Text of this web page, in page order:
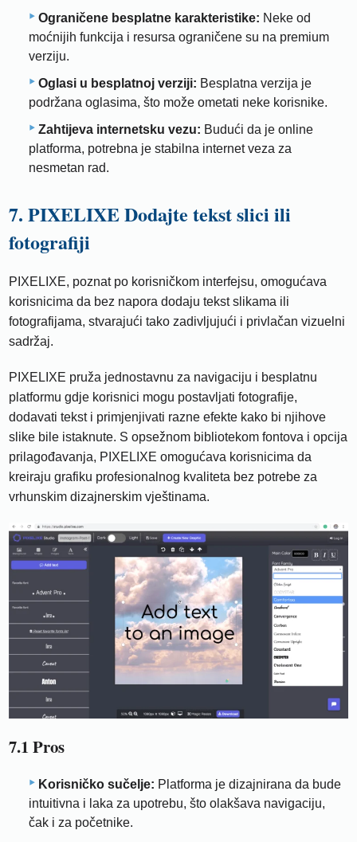
Ograničene besplatne karakteristike: Neke od
moćnijih funkcija i resursa ograničene su na premium
verziju.
Oglasi u besplatnoj verziji: Besplatna verzija je
podržana oglasima, što može ometati neke korisnike.
Zahtijeva internetsku vezu: Budući da je online
platforma, potrebna je stabilna internet veza za
nesmetan rad.
7. PIXELIXE Dodajte tekst slici ili
fotografiji
PIXELIXE, poznat po korisničkom interfejsu, omogućava
korisnicima da bez napora dodaju tekst slikama ili
fotografijama, stvarajući tako zadivljujući i privlačan vizuelni
sadržaj.
PIXELIXE pruža jednostavnu za navigaciju i besplatnu
platformu gdje korisnici mogu postavljati fotografije,
dodavati tekst i primjenjivati ​​razne efekte kako bi njihove
slike bile istaknute. S opsežnom bibliotekom fontova i opcija
prilagođavanja, PIXELIXE omogućava korisnicima da
kreiraju grafiku profesionalnog kvaliteta bez potrebe za
vrhunskim dizajnerskim vještinama.
7.1 Pros
Korisničko sučelje: Platforma je dizajnirana da bude
intuitivna i laka za upotrebu, što olakšava navigaciju,
čak i za početnike.